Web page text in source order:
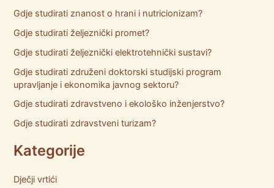
Gdje studirati znanost o hrani i nutricionizam?
Gdje studirati željeznički promet?
Gdje studirati željeznički elektrotehnički sustavi?
Gdje studirati združeni doktorski studijski program
upravljanje i ekonomika javnog sektoru?
Gdje studirati zdravstveno i ekološko inženjerstvo?
Gdje studirati zdravstveni turizam?
Kategorije
Dječji vrtići